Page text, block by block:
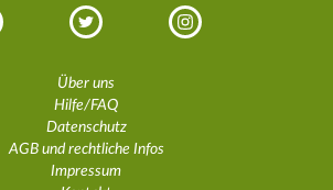
Facebook Twitter Instagram
Über uns
Hilfe/FAQ
Datenschutz
AGB und rechtliche Infos
Impressum